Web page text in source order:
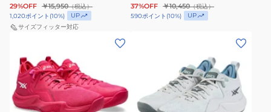
29%OFF ￥15,950（税込）
1,020ポイント (10%)
UP
サイズフィッター対応
37%OFF ￥10,450（税込）
590ポイント (10%) UP
ズ、
レ
デ